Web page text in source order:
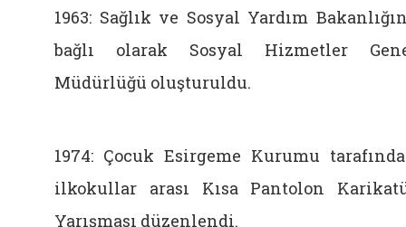
1963: Sağlık ve Sosyal Yardım
bağlı olarak Sosyal Hizmetler
Müdürlüğü oluşturuldu.
1974: Çocuk Esirgeme Kurumu
ilkokullar arası Kısa Pantolon
Yarışması düzenlendi.